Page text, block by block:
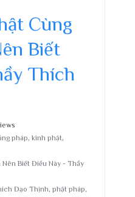
Cùng
Biết
Thích
pháp, kinh phật,
Nên Biết Điều Này - Thầy
Đạo Thịnh, phật pháp,